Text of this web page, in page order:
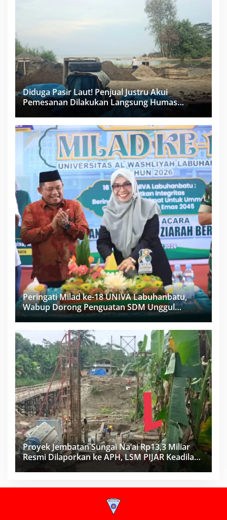
Diduga Pasir Laut! Penjual Justru Akui
Pemesanan Dilakukan Langsung Humas
Peringati Milad ke-18 UNIVA Labuhanbatu,
Wabup Dorong Penguatan SDM Unggul
Menuju Indonesia Emas 2045
Proyek Jembatan Sungai Na’ai Rp13,3 Miliar
Resmi Dilaporkan ke APH, LSM PIJAR Keadilan
Ungkap Dugaan Penyimpangan Rp2,68 Miliar